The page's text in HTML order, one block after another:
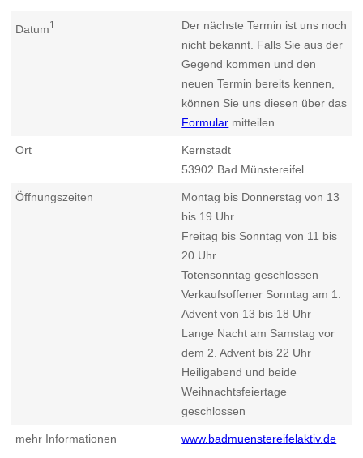
Datum1
Der nächste Termin ist uns noch
nicht bekannt. Falls Sie aus der
Gegend kommen und den
neuen Termin bereits kennen,
können Sie uns diesen über das
Formular mitteilen.
Ort
Kernstadt
53902 Bad Münstereifel
Öffnungszeiten
Montag bis Donnerstag von 13
bis 19 Uhr
Freitag bis Sonntag von 11 bis
20 Uhr
Totensonntag geschlossen
Verkaufsoffener Sonntag am 1.
Advent von 13 bis 18 Uhr
Lange Nacht am Samstag vor
dem 2. Advent bis 22 Uhr
Heiligabend und beide
Weihnachtsfeiertage
geschlossen
mehr Informationen www.badmuenstereifelaktiv.de